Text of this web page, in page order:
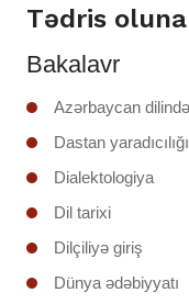
Tədris
Bakalavr
Azərbaycan
Dastan yaradıcılığı
Dialektologiya
Dil tarixi
Dilçiliyə giriş
Dünya ədəbiyyatı